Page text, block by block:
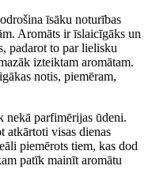
īsāku noturības
Aromāts ir īslaicīgāks un
padarot to par lielisku
izteiktam aromātam.
notis, piemēram,
nekā parfimērijas ūdeni.
atkārtoti visas dienas
piemērots tiem, kas dod
patīk mainīt aromātu